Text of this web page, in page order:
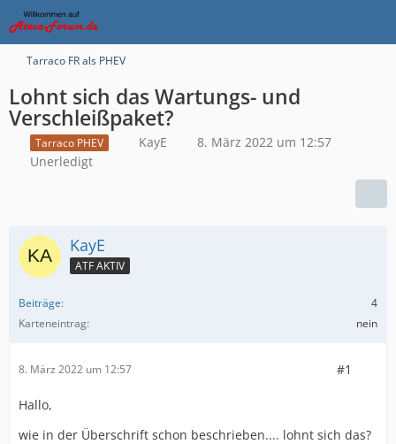
Tarraco FR als PHEV
Lohnt sich das Wartungs- und
Verschleißpaket?
Tarraco PHEV KayE
8. März 2022 um 12:57
Unerledigt
KayE
ATF AKTIV
Beiträge
4
Karteneintrag
nein
8. März 2022 um 12:57 #1
Hallo,
wie in der Überschrift schon beschrieben.... lohnt sich das?